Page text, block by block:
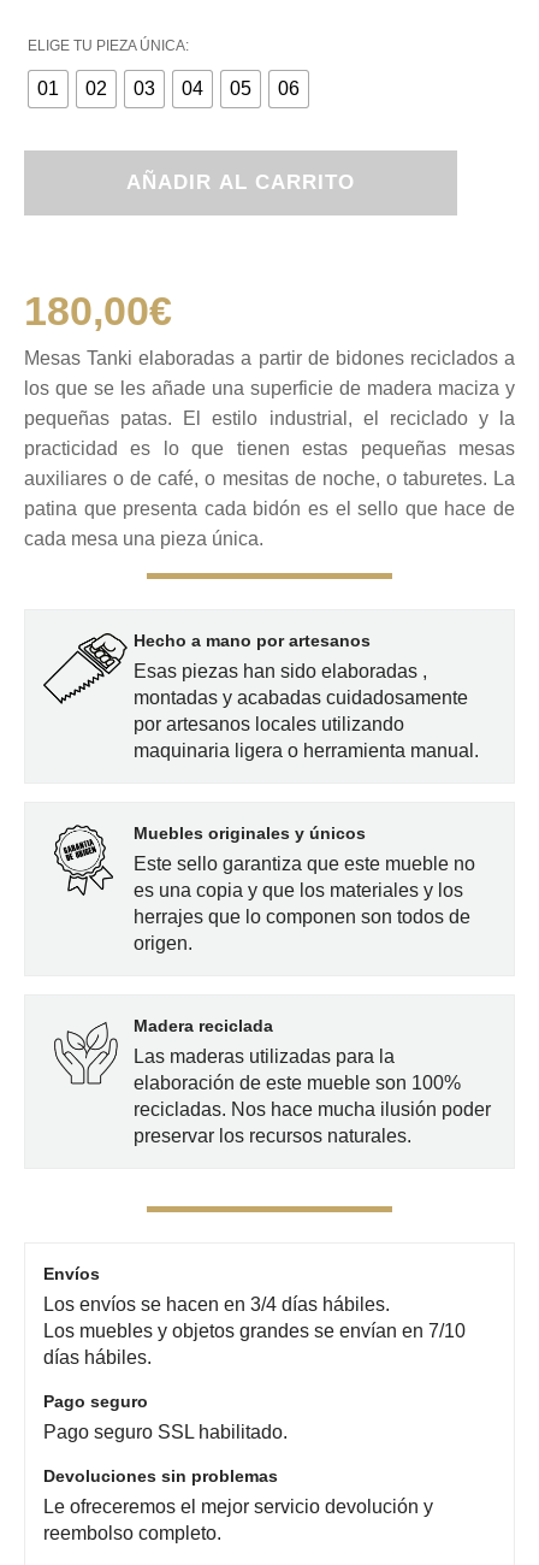
ELIGE TU PIEZA ÚNICA:
01 02 03 04 05 06
cantidad
AÑADIR AL CARRITO
180,00€
Mesas Tanki elaboradas a partir de bidones reciclados a
los que se les añade una superficie de madera maciza y
pequeñas patas. El estilo industrial, el reciclado y la
practicidad es lo que tienen estas pequeñas mesas
auxiliares o de café, o mesitas de noche, o taburetes. La
patina que presenta cada bidón es el sello que hace de
cada mesa una pieza única.
Hecho a mano por artesanos
Esas piezas han sido elaboradas ,
montadas y acabadas cuidadosamente
por artesanos locales utilizando
maquinaria ligera o herramienta manual.
Muebles originales y únicos
Este sello garantiza que este mueble no
es una copia y que los materiales y los
herrajes que lo componen son todos de
origen.
Madera reciclada
Las maderas utilizadas para la
elaboración de este mueble son 100%
recicladas. Nos hace mucha ilusión poder
preservar los recursos naturales.
Envíos
Los envíos se hacen en 3/4 días hábiles.
Los muebles y objetos grandes se envían en 7/10
días hábiles.
Pago seguro
Pago seguro SSL habilitado.
Devoluciones sin problemas
Le ofreceremos el mejor servicio devolución y
reembolso completo.